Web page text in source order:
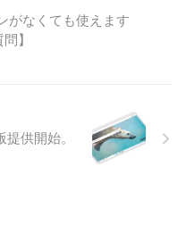
がなくても使えます
】
供開始。